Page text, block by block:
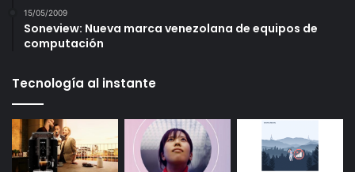
15/05/2009
Soneview: Nueva marca venezolana de equipos de
computación
Tecnología al instante